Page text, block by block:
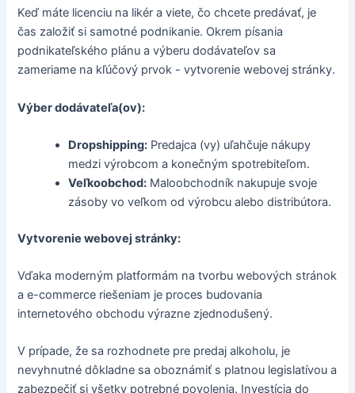
Keď máte licenciu na likér a viete, čo chcete predávať, je
čas založiť si samotné podnikanie. Okrem písania
podnikateľského plánu a výberu dodávateľov sa
zameriame na kľúčový prvok - vytvorenie webovej stránky.
Výber dodávateľa(ov):
Dropshipping: Predajca (vy) uľahčuje nákupy
medzi výrobcom a konečným spotrebiteľom.
Veľkoobchod: Maloobchodník nakupuje svoje
zásoby vo veľkom od výrobcu alebo distribútora.
Vytvorenie webovej stránky:
Vďaka moderným platformám na tvorbu webových stránok
a e-commerce riešeniam je proces budovania
internetového obchodu výrazne zjednodušený.
V prípade, že sa rozhodnete pre predaj alkoholu, je
nevyhnutné dôkladne sa oboznámiť s platnou legislatívou a
zabezpečiť si všetky potrebné povolenia. Investícia do